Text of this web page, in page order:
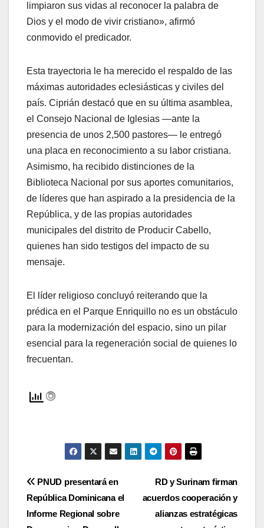
limpiaron sus vidas al reconocer la palabra de
Dios y el modo de vivir cristiano», afirmó
conmovido el predicador.
Esta trayectoria le ha merecido el respaldo de las
máximas autoridades eclesiásticas y civiles del
país. Ciprián destacó que en su última asamblea,
el Consejo Nacional de Iglesias —ante la
presencia de unos 2,500 pastores— le entregó
una placa en reconocimiento a su labor cristiana.
Asimismo, ha recibido distinciones de la
Biblioteca Nacional por sus aportes comunitarios,
de líderes que han aspirado a la presidencia de la
República, y de las propias autoridades
municipales del distrito de Producir Cabello,
quienes han sido testigos del impacto de su
mensaje.
El líder religioso concluyó reiterando que la
prédica en el Parque Enriquillo no es un obstáculo
para la modernización del espacio, sino un pilar
esencial para la regeneración social de quienes lo
frecuentan.
Navegación
de
RD y Surinam firman
acuerdos cooperación y
alianzas estratégicas
PNUD presentará en
República Dominicana el
Informe Regional sobre